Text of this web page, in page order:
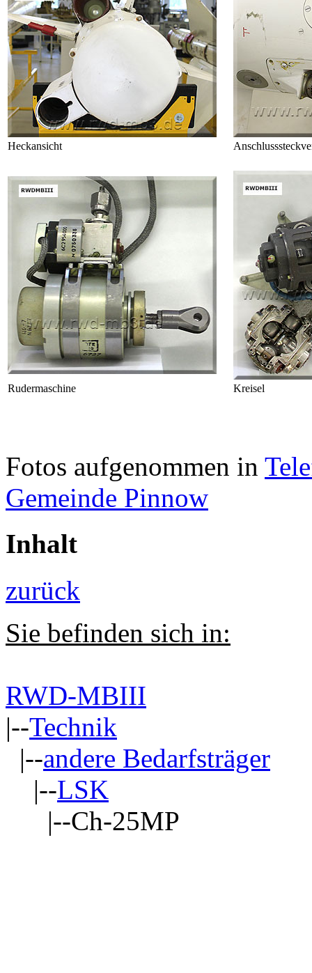
Heckansicht
Rudermaschine Kreisel
Fotos aufgenommen in
Gemeinde Pinnow
Inhalt
zurück
Sie befinden sich in:
RWD-MBIII
|--Technik
|--andere Bedarfsträger
|--LSK
|--Ch-25MP